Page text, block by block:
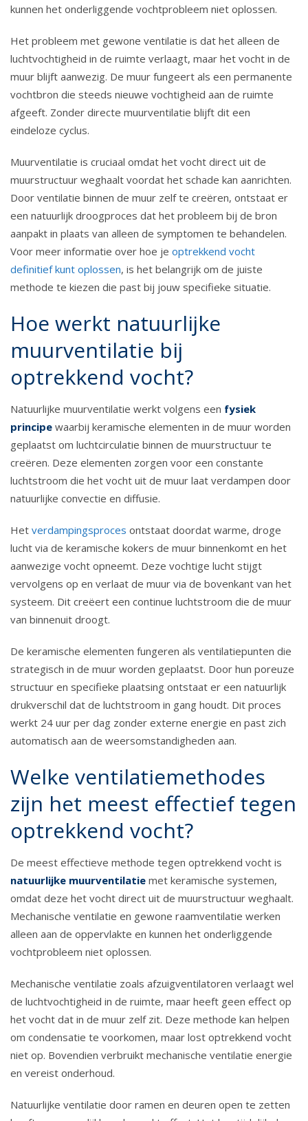
kunnen het onderliggende vochtprobleem niet oplossen.
Het probleem met gewone ventilatie is dat het alleen de
luchtvochtigheid in de ruimte verlaagt, maar het vocht in de
muur blijft aanwezig. De muur fungeert als een permanente
vochtbron die steeds nieuwe vochtigheid aan de ruimte
afgeeft. Zonder directe muurventilatie blijft dit een
eindeloze cyclus.
Muurventilatie is cruciaal omdat het vocht direct uit de
muurstructuur weghaalt voordat het schade kan aanrichten.
Door ventilatie binnen de muur zelf te creëren, ontstaat er
een natuurlijk droogproces dat het probleem bij de bron
aanpakt in plaats van alleen de symptomen te behandelen.
Voor meer informatie over hoe je optrekkend vocht
definitief kunt oplossen, is het belangrijk om de juiste
methode te kiezen die past bij jouw specifieke situatie.
Hoe werkt natuurlijke
muurventilatie bij
optrekkend vocht?
Natuurlijke muurventilatie werkt volgens een fysiek
principe waarbij keramische elementen in de muur worden
geplaatst om luchtcirculatie binnen de muurstructuur te
creëren. Deze elementen zorgen voor een constante
luchtstroom die het vocht uit de muur laat verdampen door
natuurlijke convectie en diffusie.
Het verdampingsproces ontstaat doordat warme, droge
lucht via de keramische kokers de muur binnenkomt en het
aanwezige vocht opneemt. Deze vochtige lucht stijgt
vervolgens op en verlaat de muur via de bovenkant van het
systeem. Dit creëert een continue luchtstroom die de muur
van binnenuit droogt.
De keramische elementen fungeren als ventilatiepunten die
strategisch in de muur worden geplaatst. Door hun poreuze
structuur en specifieke plaatsing ontstaat er een natuurlijk
drukverschil dat de luchtstroom in gang houdt. Dit proces
werkt 24 uur per dag zonder externe energie en past zich
automatisch aan de weersomstandigheden aan.
Welke ventilatiemethodes
zijn het meest effectief tegen
optrekkend vocht?
De meest effectieve methode tegen optrekkend vocht is
natuurlijke muurventilatie met keramische systemen,
omdat deze het vocht direct uit de muurstructuur weghaalt.
Mechanische ventilatie en gewone raamventilatie werken
alleen aan de oppervlakte en kunnen het onderliggende
vochtprobleem niet oplossen.
Mechanische ventilatie zoals afzuigventilatoren verlaagt wel
de luchtvochtigheid in de ruimte, maar heeft geen effect op
het vocht dat in de muur zelf zit. Deze methode kan helpen
om condensatie te voorkomen, maar lost optrekkend vocht
niet op. Bovendien verbruikt mechanische ventilatie energie
en vereist onderhoud.
Natuurlijke ventilatie door ramen en deuren open te zetten